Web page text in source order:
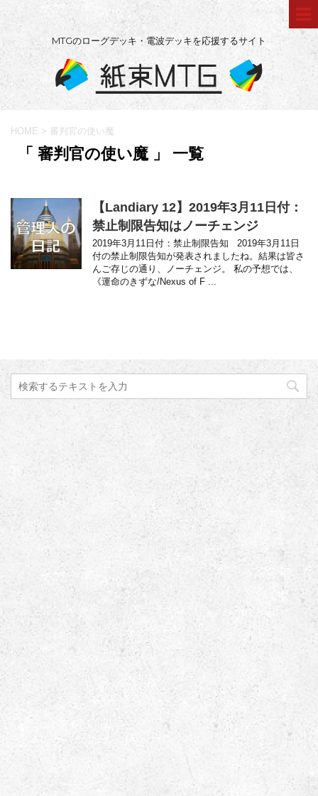
MTGのローグデッキ・電波デッキを応援するサイト
HOME > 審判官の使い魔
「 審判官の使い魔 」 一覧
【Landiary 12】2019年3月11日付：
禁止制限告知はノーチェンジ
2019年3月11日付：禁止制限告知 2019年3月11日
付の禁止制限告知が発表されましたね。結果は皆さ
んご存じの通り、ノーチェンジ。 私の予想では、
《運命のきずな/Nexus of F ...